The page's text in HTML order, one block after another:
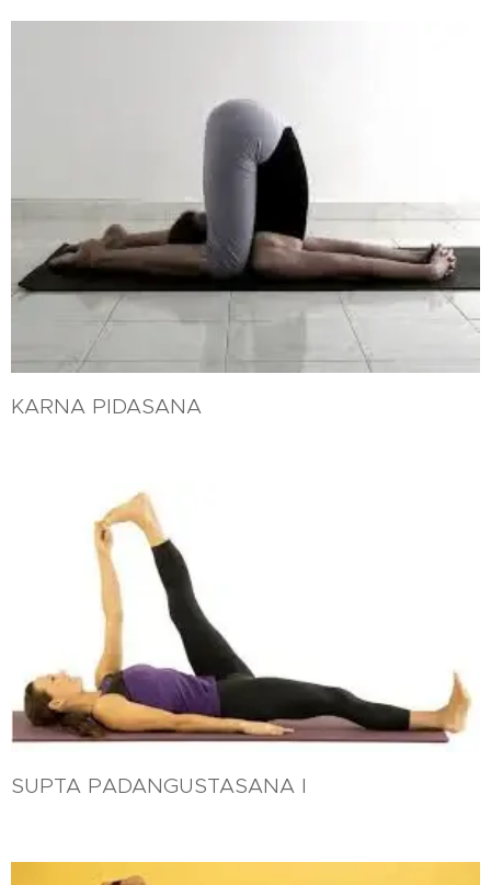
KARNA PIDASANA
SUPTA PADANGUSTASANA I